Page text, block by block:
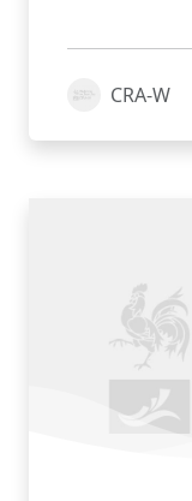
CRA-W